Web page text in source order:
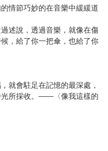
情節巧妙的在音樂中緩緩道
述說，透過音樂，就像在傷
，給了你一把傘，也給了你
就會駐足在記憶的最深處，
光所採收。——〈像我這樣的